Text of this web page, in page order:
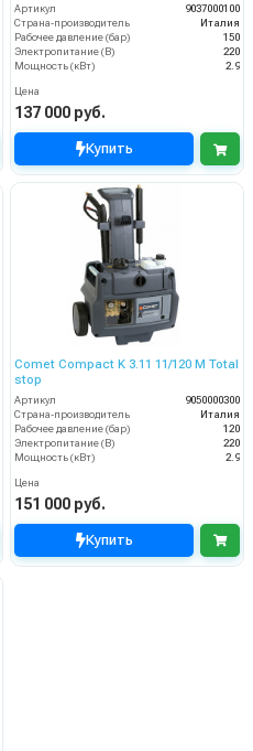
Артикул
9037000100
Страна-производитель
Италия
Рабочее давление (бар)
150
Электропитание (В)
220
Мощность (кВт)
2.9
Цена
137 000 руб.
Купить
Comet Compact K 3.11 11/120 M Total
stop
Артикул
9050000300
Страна-производитель
Италия
Рабочее давление (бар)
120
Электропитание (В)
220
Мощность (кВт)
2.9
Цена
151 000 руб.
Купить